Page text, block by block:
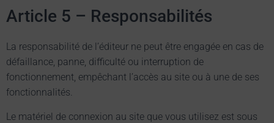
Article 5 – Responsabilités
La responsabilité de l’éditeur ne peut être engagée en cas de
défaillance, panne, difficulté ou interruption de
fonctionnement, empêchant l’accès au site ou à une de ses
fonctionnalités.
Le matériel de connexion au site que vous utilisez est sous